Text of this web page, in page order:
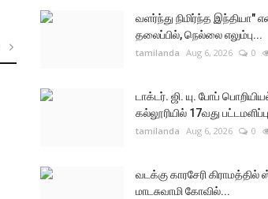
வளர்ந்து நிமிர்ந்த இந்தியா"
தலைப்பில், நெல்லை எலும்பு...
tamilanda Aug 6, 2026 0
டாக்டர். ஜி. யு. போப்
கல்லூரியில் 17வது
tamilanda Aug 6, 2026 0
வடக்கு காரசேரி கிராமத்தில்
மாடசுவாமி கோவில்...